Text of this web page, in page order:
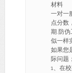
材料
一对一
点分数
期.防
似一样
如果您
际问题；
1、在